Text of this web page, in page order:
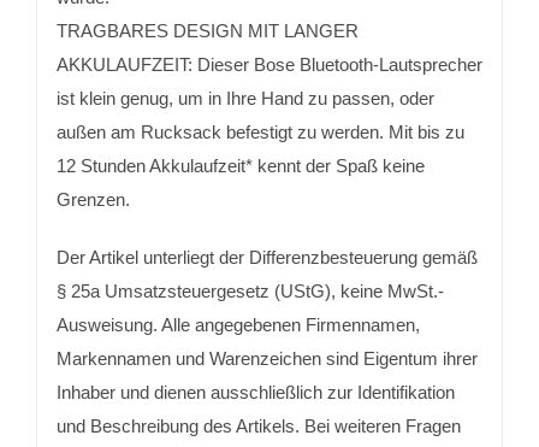
TRAGBARES DESIGN MIT LANGER
AKKULAUFZEIT: Dieser Bose Bluetooth-Lautsprecher
ist klein genug, um in Ihre Hand zu passen, oder
außen am Rucksack befestigt zu werden. Mit bis zu
12 Stunden Akkulaufzeit* kennt der Spaß keine
Grenzen.
Der Artikel unterliegt der Differenzbesteuerung gemäß
§ 25a Umsatzsteuergesetz (UStG), keine MwSt.-
Ausweisung. Alle angegebenen Firmennamen,
Markennamen und Warenzeichen sind Eigentum ihrer
Inhaber und dienen ausschließlich zur Identifikation
und Beschreibung des Artikels. Bei weiteren Fragen